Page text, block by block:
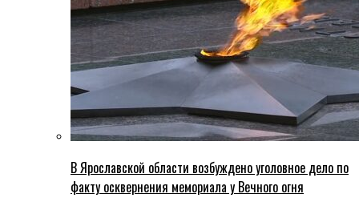
В Ярославской области возбуждено уголовное дело по
факту осквернения мемориала у Вечного огня